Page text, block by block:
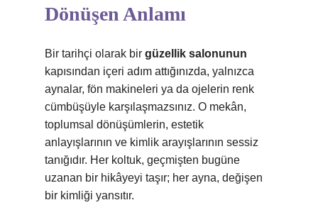
Dönüşen Anlamı
Bir tarihçi olarak bir güzellik salonunun
kapısından içeri adım attığınızda, yalnızca
aynalar, fön makineleri ya da ojelerin renk
cümbüşüyle karşılaşmazsınız. O mekân,
toplumsal dönüşümlerin, estetik
anlayışlarının ve kimlik arayışlarının sessiz
tanığıdır. Her koltuk, geçmişten bugüne
uzanan bir hikâyeyi taşır; her ayna, değişen
bir kimliği yansıtır.